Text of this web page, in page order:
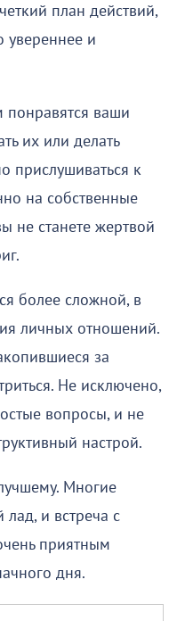
план действий,
увереннее и
ваши
их или делать
прислушиваться к
на собственные
не станете жертвой
более сложной, в
личных отношений.
за
Не исключено,
вопросы, и не
настрой.
Многие
лад, и встреча с
приятным
дня.